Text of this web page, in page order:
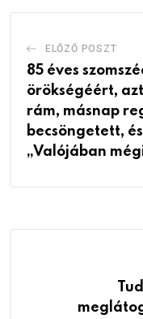
ELŐZŐ POSZT
85 éves
örökségéért,
rám, másnap
becsöngetett,
„Valójában